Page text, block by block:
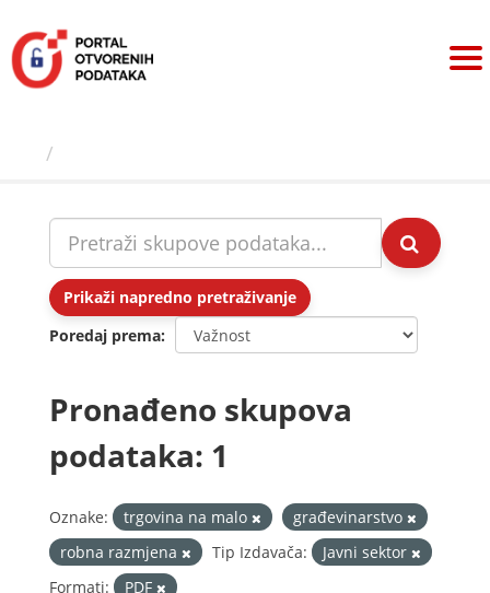
sadržaj
Prikaži napredno pretraživanje
Poredaj prema
Pronađeno skupova
podataka: 1
Oznake: trgovina na malo
građevinarstvo
robna razmjena
Tip Izdavača:
Javni sektor
Formati:
PDF